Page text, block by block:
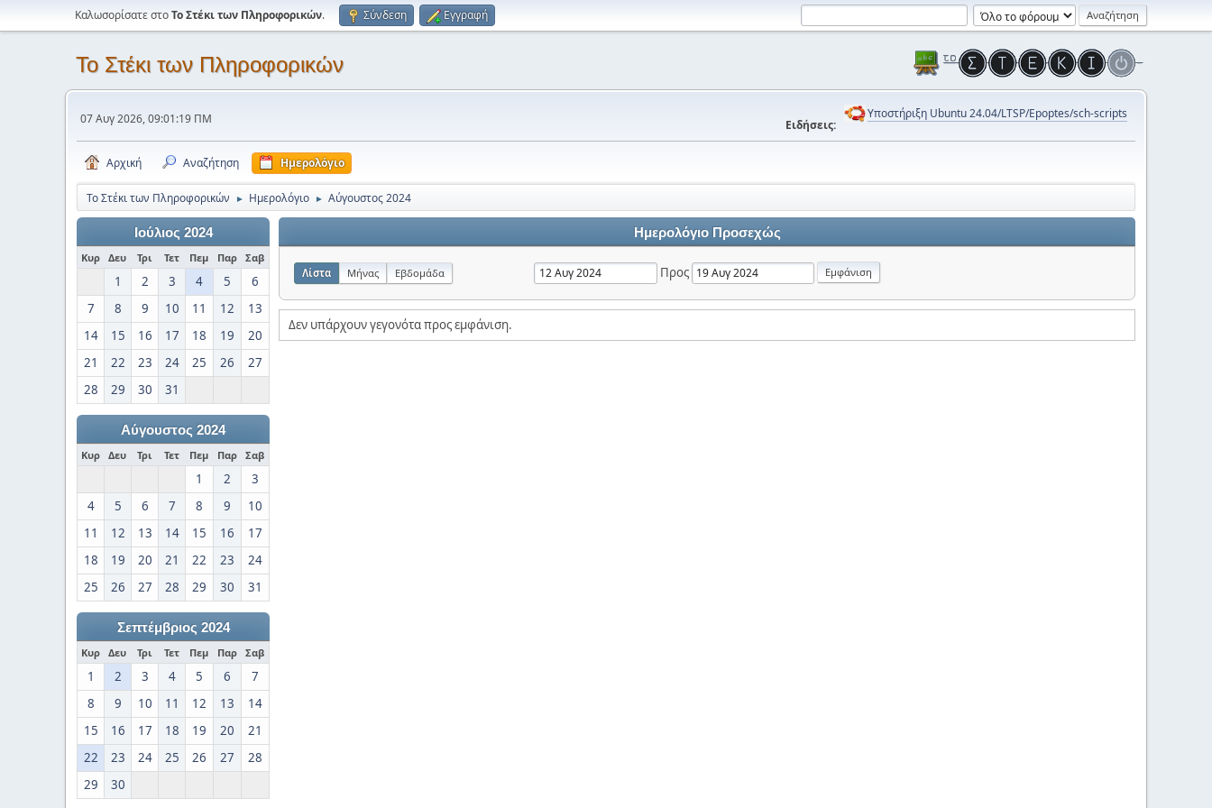
Καλωσορίσατε στοΤο Στέκι των Πληροφορικών. Σύνδεση Εγγραφή
Το Στέκι των Πληροφορικών
07 Αυγ 2026, 09:01:19 ΠΜ Ειδήσεις:
Υποστήριξη Ubuntu 24.04/LTSP/Epoptes/sch-scripts
Αρχική Αναζήτηση Ημερολόγιο
Το Στέκι των Πληροφορικών ► Ημερολόγιο ► Αύγουστος 2024
Ιούλιος 2024
Κυρ Δευ Τρι Τετ Πεμ Παρ Σαβ
1 2 3 4 5
6
7
8 9 10 11 12
13
14
15 16 17 18 19
20
21
22 23 24 25 26
27
28
29 30 31
Αύγουστος 2024
Κυρ Δευ Τρι Τετ Πεμ Παρ Σαβ
1 2
3
4
5 6 7 8 9
10
11
12 13 14 15 16
17
18
19 20 21 22 23
24
25
26 27 28 29 30 31
Σεπτέμβριος 2024
Κυρ Δευ Τρι Τετ Πεμ Παρ Σαβ
1 2 3 4 5 6
7
8
9 10 11 12 13
14
15
16 17 18 19 20
21
22
23 24 25 26 27
28
29
30
Ημερολόγιο Προσεχώς
Λίστα Μήνας Εβδομάδα Προς
Δεν υπάρχουν γεγονότα προς εμφάνιση.